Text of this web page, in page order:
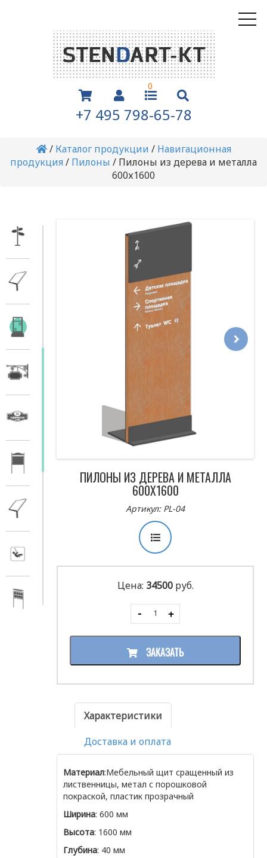
0
+7 495 798-65-78
/ Каталог продукции / Навигационная
продукция/ Пилоны / Пилоны из дерева и металла
600х1600
ПИЛОНЫ ИЗ ДЕРЕВА И МЕТАЛЛА
600Х1600
Артикул: PL-04
Цена: 34500 руб.
ЗАКАЗАТЬ
Характеристики
Доставка и оплата
Материал:Мебельный щит сращенный из
лиственницы, метал с порошковой
покраской, пластик прозрачный
Ширина: 600 мм
Высота: 1600 мм
Глубина: 40 мм